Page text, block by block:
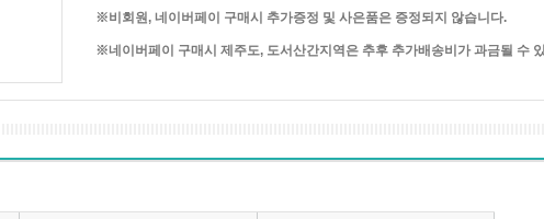
※비회원, 네이버페이 구매시 추가증정 및 사은품은 증정되지 않습니다.
※네이버페이 구매시 제주도, 도서산간지역은 추후 추가배송비가 과금될 수